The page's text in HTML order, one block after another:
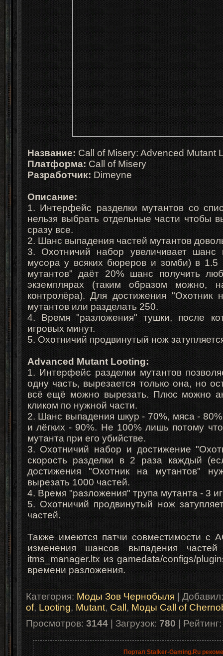
Название: Call of Misery: Advenced Mutant
Платформа: Call of Misery
Разработчик:Dimeyne
Описание:
1. Интерфейс разделки мутантов со
нельзя выбрать отдельные части чтобы
сразу все.
2. Шанс выпадения частей мутантов
3. Охотничий набор увеличивает шанс
мусора у всяких бюреров и зомби) в
мутантов" даёт 20% шанс получить
экземплярах (таким образом можно,
контролёра). Для достижения "Охотник
мутантов или разделать 250.
4. Время "разложения" тушки, после
игровых минут.
5. Охотничий продвинутый нож
Advanced Mutant Looting:
1. Интерфейс разделки мутантов
одну часть, вырезается только она, но
всё ещё можно вырезать. Плюс можно
кликом по нужной части.
2. Шанс выпадения шкур - 70%, мяса -
и лёгких - 90%. Не 100% лишь потому
мутанта при его убийстве.
3. Охотничий набор и достижение
скорость разделки в 2 раза каждый
достижения "Охотник на мутантов"
вырезать 1000 частей.
4. Время "разложения" трупа мутанта - 3
5. Охотничий продвинутый нож
частей.
Также имеются патчи совместимости с
изменения шансов выпадения
itms_manager.ltx из gamedata/configs/
времени разложения.
Категория: Моды Зов Чернобыля|Добавил
of, Looting, Mutant, Call, Моды Call of
Просмотров: 3144| Загрузок: 780 |Рейтинг
Портал Stalker-Gaming.Ru